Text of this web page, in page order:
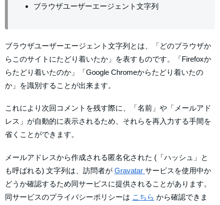
ブラウザユーザーエージェント文字列
ブラウザユーザーエージェント文字列とは、「どのブラウザか
らこのサイトにたどり着いたか」を表すものです。「Firefoxか
らたどり着いたのか」「Google Chromeからたどり着いたの
か」を識別することが出来ます。
これにより次回コメントを残す際に、「名前」や「メールアド
レス」が自動的に表示されるため、それらを再入力する手間を
省くことができます。
メールアドレスから作成される匿名化された (「ハッシュ」と
も呼ばれる) 文字列は、訪問者が Gravatar サービスを使用中か
どうか確認するため同サービスに提供されることがあります。
同サービスのプライバシーポリシーは こちら から確認できま